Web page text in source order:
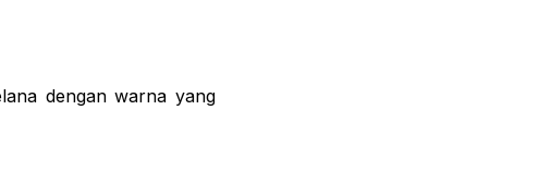
dengan warna yang